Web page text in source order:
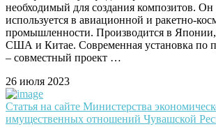
необходимый для создания композитов.
используется в авиационной и ракетно-
промышленности. Производится в
США и Китае. Современная установка по
– совместный проект …
26 июля 2023
Статья на сайте Министерства
имущественных отношений Чувашской